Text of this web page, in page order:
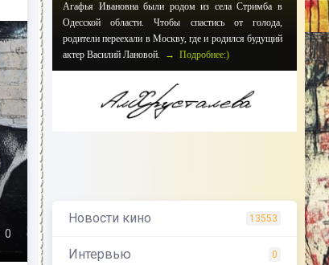
0
Агафья Ивановна были родом из села Стримба в
Одесской области. Чтобы спастись от голода,
родители переехали в Москву, где и родился будущий
актер Василий Лановой.
→ Подробнее:)
Новости кино 13553
Интервью 0